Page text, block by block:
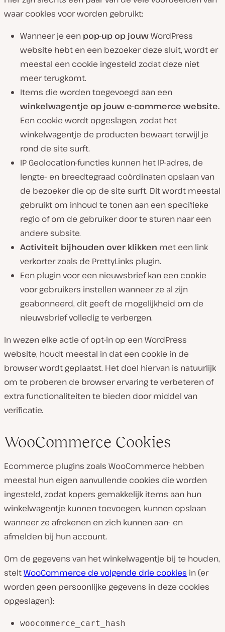
waar cookies voor worden gebruikt:
Wanneer je een pop-up op jouwWordPress
website hebt en een bezoeker deze sluit, wordt er
meestal een cookie ingesteld zodat deze niet
meer terugkomt.
Items die worden toegevoegd aan een
winkelwagentje op jouw e-commerce website.
Een cookie wordt opgeslagen, zodat het
winkelwagentje de producten bewaart terwijl je
rond de site surft.
IP Geolocation-functies kunnen het IP-adres, de
lengte- en breedtegraad coördinaten opslaan van
de bezoeker die op de site surft. Dit wordt meestal
gebruikt om inhoud te tonen aan een specifieke
regio of om de gebruiker door te sturen naar een
andere subsite.
Activiteit bijhouden over klikken met een link
verkorter zoals de PrettyLinks plugin.
Een plugin voor een nieuwsbrief kan een cookie
voor gebruikers instellen wanneer ze al zijn
geabonneerd, dit geeft de mogelijkheid om de
nieuwsbrief volledig te verbergen.
In wezen elke actie of opt-in op een WordPress
website, houdt meestal in dat een cookie in de
browser wordt geplaatst. Het doel hiervan is natuurlijk
om te proberen de browser ervaring te verbeteren of
extra functionaliteiten te bieden door middel van
verificatie.
WooCommerce Cookies
Ecommerce plugins zoals WooCommerce hebben
meestal hun eigen aanvullende cookies die worden
ingesteld, zodat kopers gemakkelijk items aan hun
winkelwagentje kunnen toevoegen, kunnen opslaan
wanneer ze afrekenen en zich kunnen aan- en
afmelden bij hun account.
Om de gegevens van het winkelwagentje bij te houden,
steltWooCommerce de volgende drie cookies in (er
worden geen persoonlijke gegevens in deze cookies
opgeslagen):
woocommerce_cart_hash